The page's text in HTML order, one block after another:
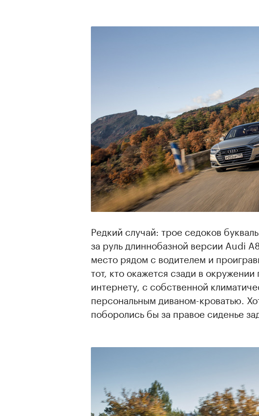
00:00 /
Редкий случай: трое седоков
за руль длиннобазной версии Audi
место рядом с водителем и
тот, кто окажется сзади в
интернету, с собственной
персональным диваном-кроватью.
поборолись бы за правое сиденье